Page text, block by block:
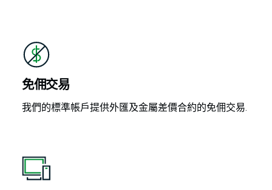
免佣交易
我們的標準帳戶提供外匯及金屬差價合約的免佣交易.